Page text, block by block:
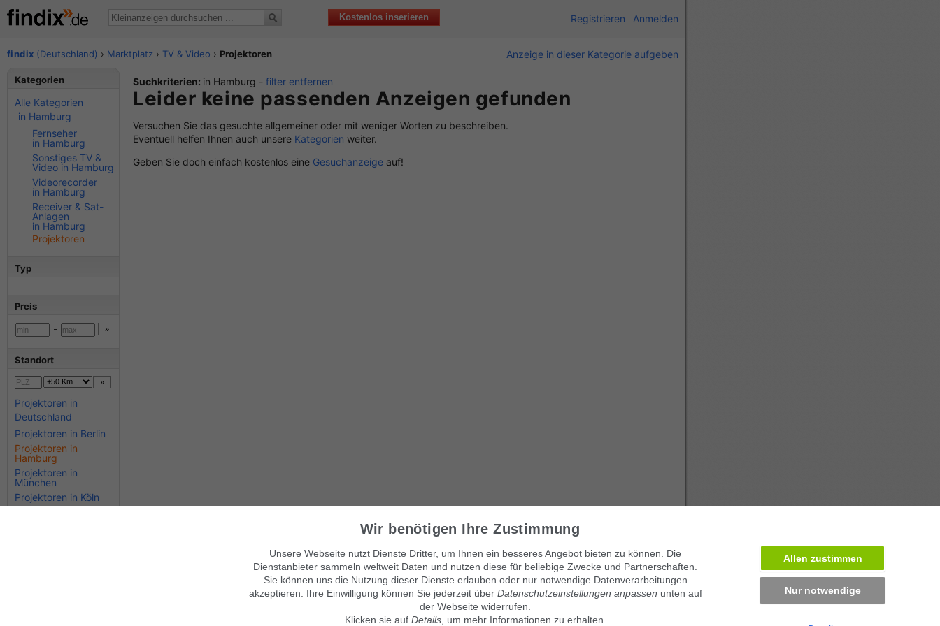
Kostenlos inserieren Registrieren Anmelden
findix (Deutschland) › Marktplatz › TV & Video › Projektoren Anzeige in dieser Kategorie aufgeben
Suchkriterien: in Hamburg - filter entfernen
Leider keine passenden Anzeigen gefunden
Versuchen Sie das gesuchte allgemeiner oder mit weniger Worten zu beschreiben.
Eventuell helfen Ihnen auch unsere Kategorien weiter.
Geben Sie doch einfach kostenlos eine Gesuchanzeige auf!
Kategorien
Alle Kategorien
in Hamburg
Fernseher
in Hamburg
Sonstiges TV &
Video in Hamburg
Videorecorder
in Hamburg
Receiver & Sat-
Anlagen
in Hamburg
Projektoren
Typ
Preis
-
Standort
Projektoren in
Deutschland
Projektoren in Berlin
Projektoren in
Hamburg
Projektoren in
München
Projektoren in Köln
Unsere Kleinanzeigenmärkte
© Maven360 GmbH - 9.0.6
Wir benötigen Ihre Zustimmung
Unsere Webseite nutzt Dienste Dritter, um Ihnen ein besseres Angebot bieten zu können. Die
Dienstanbieter sammeln weltweit Daten und nutzen diese für beliebige Zwecke und Partnerschaften.
Sie können uns die Nutzung dieser Dienste erlauben oder nur notwendige Datenverarbeitungen
akzeptieren. Ihre Einwilligung können Sie jederzeit über Datenschutzeinstellungen anpassen unten auf
der Webseite widerrufen.
Klicken sie auf Details, um mehr Informationen zu erhalten.
Allen zustimmen
Nur notwendige